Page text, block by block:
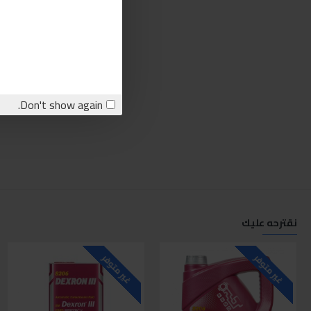
Don't show again.
نقترحه عليك
غير متوفر غير متوفر